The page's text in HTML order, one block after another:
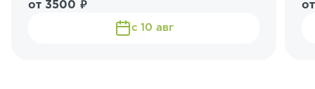
от 3500 ₽
с 10 авг